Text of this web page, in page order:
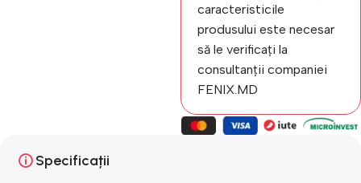
caracteristicile
produsului este necesar
să le verificați la
consultanții companiei
FENIX.MD
Specificații